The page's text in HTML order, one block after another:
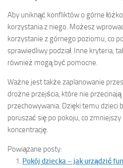
Aby uniknąć konfliktów o górne
korzystania z niego. Możesz
korzystanie z górnego poziomu, co
sprawiedliwy podział. Inne kryteria,
również mogą być pomocne.
Ważne jest także zaplanowanie
drożne przejścia, które nie
przechowywania. Dzięki temu dzieci
poruszać się po pokoju, co
koncentrację.
Powiązane posty:
Pokój dziecka – jak urządzić